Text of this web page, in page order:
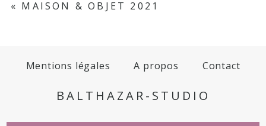
« MAISON & OBJET 2021
Mentions légales A propos Contact
BALTHAZAR-STUDIO